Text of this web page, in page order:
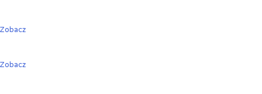
Zobacz
Zobacz